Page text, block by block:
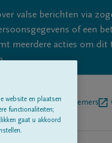
valse berichten via
of een
meerdere acties om dit
onsBegrafenisondernemers
website en plaatsen
functionaliteiten;
gaat u akkoord